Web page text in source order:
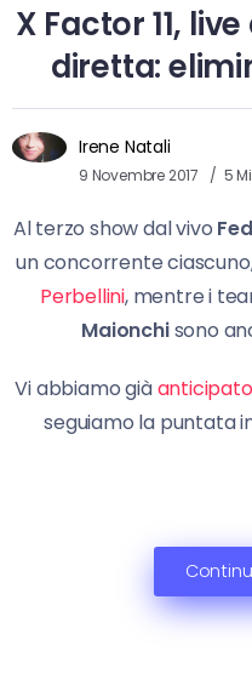
X Factor 11,
diretta:
Irene Natali
9 Novembre 2017 5
Al terzo show dal vivo
un concorrente
Perbellini, mentre i
Maionchisono
Vi abbiamo già
seguiamo la puntata